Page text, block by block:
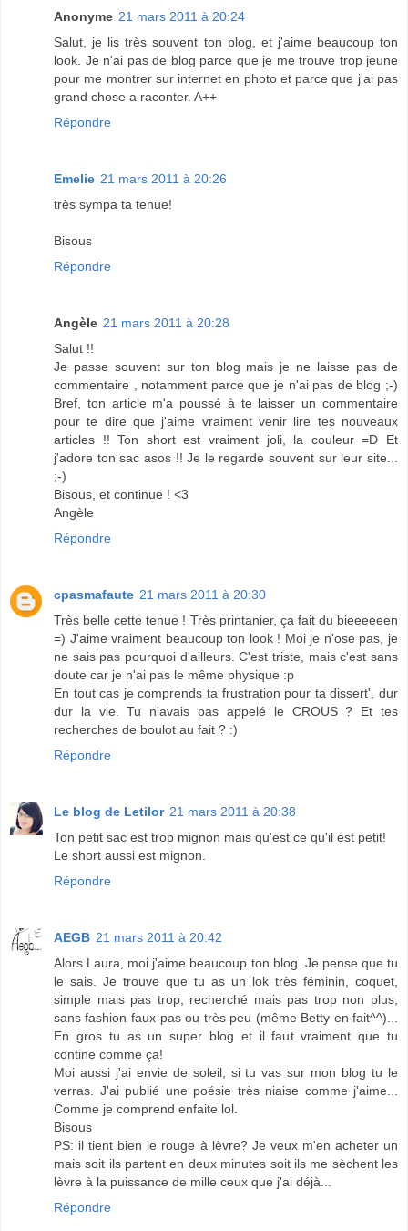
Anonyme 21 mars 2011 à 20:24
Salut, je lis très souvent ton blog, et j'aime beaucoup ton
look. Je n'ai pas de blog parce que je me trouve trop jeune
pour me montrer sur internet en photo et parce que j'ai pas
grand chose a raconter. A++
Répondre
Emelie 21 mars 2011 à 20:26
très sympa ta tenue!
Bisous
Répondre
Angèle 21 mars 2011 à 20:28
Salut !!
Je passe souvent sur ton blog mais je ne laisse pas de
commentaire , notamment parce que je n'ai pas de blog ;-)
Bref, ton article m'a poussé à te laisser un commentaire
pour te dire que j'aime vraiment venir lire tes nouveaux
articles !! Ton short est vraiment joli, la couleur =D Et
j'adore ton sac asos !! Je le regarde souvent sur leur site...
;-)
Bisous, et continue ! <3
Angèle
Répondre
cpasmafaute 21 mars 2011 à 20:30
Très belle cette tenue ! Très printanier, ça fait du bieeeeeen
=) J'aime vraiment beaucoup ton look ! Moi je n'ose pas, je
ne sais pas pourquoi d'ailleurs. C'est triste, mais c'est sans
doute car je n'ai pas le même physique :p
En tout cas je comprends ta frustration pour ta dissert', dur
dur la vie. Tu n'avais pas appelé le CROUS ? Et tes
recherches de boulot au fait ? :)
Répondre
Le blog de Letilor 21 mars 2011 à 20:38
Ton petit sac est trop mignon mais qu'est ce qu'il est petit!
Le short aussi est mignon.
Répondre
AEGB 21 mars 2011 à 20:42
Alors Laura, moi j'aime beaucoup ton blog. Je pense que tu
le sais. Je trouve que tu as un lok très féminin, coquet,
simple mais pas trop, recherché mais pas trop non plus,
sans fashion faux-pas ou très peu (même Betty en fait^^)...
En gros tu as un super blog et il faut vraiment que tu
contine comme ça!
Moi aussi j'ai envie de soleil, si tu vas sur mon blog tu le
verras. J'ai publié une poésie très niaise comme j'aime...
Comme je comprend enfaite lol.
Bisous
PS: il tient bien le rouge à lèvre? Je veux m'en acheter un
mais soit ils partent en deux minutes soit ils me sèchent les
lèvre à la puissance de mille ceux que j'ai déjà...
Répondre